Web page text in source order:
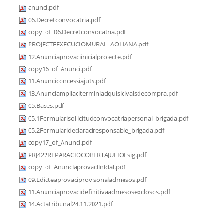
anunci.pdf
06.Decretconvocatria.pdf
copy_of_06.Decretconvocatria.pdf
PROJECTEEXECUCIOMURALLAOLIANA.pdf
12.Anunciaprovaciinicialprojecte.pdf
copy16_of_Anunci.pdf
11.Anunciconcessiajuts.pdf
13.Anunciampliaciterminiadquisicivalsdecompra.pdf
05.Bases.pdf
05.1Formularisollicitudconvocatriapersonal_brigada.pdf
05.2Formularideclaraciresponsable_brigada.pdf
copy17_of_Anunci.pdf
PRJ422REPARACIOCOBERTAJULIOLsig.pdf
copy_of_Anunciaprovaciinicial.pdf
09.Edicteaprovaciprovisonaladmesos.pdf
11.Anunciaprovacidefinitivaadmesosexclosos.pdf
14.Actatribunal24.11.2021.pdf